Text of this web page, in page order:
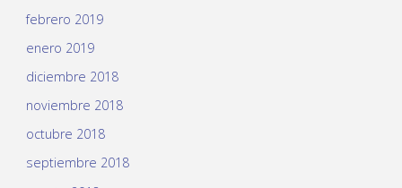
febrero 2019
enero 2019
diciembre 2018
noviembre 2018
octubre 2018
septiembre 2018